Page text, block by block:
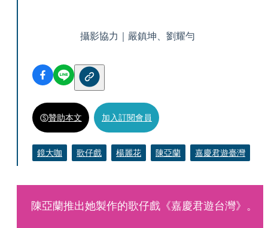
攝影協力｜嚴鎮坤、劉耀勻
贊助本文 加入訂閱會員
鏡大咖 歌仔戲 楊麗花 陳亞蘭 嘉慶君遊臺灣
陳亞蘭推出她製作的歌仔戲《嘉慶君遊台灣》。